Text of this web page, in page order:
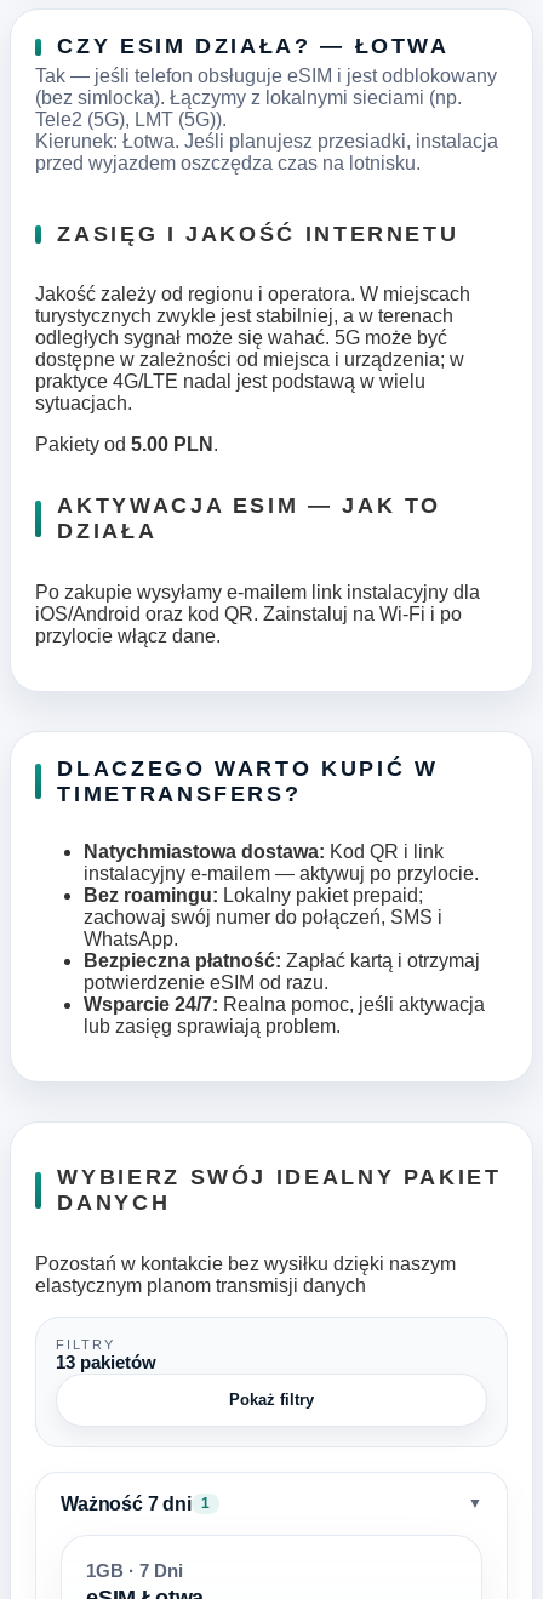
CZY ESIM DZIAŁA? — ŁOTWA
Tak — jeśli telefon obsługuje eSIM i jest odblokowany
(bez simlocka). Łączymy z lokalnymi sieciami (np.
Tele2 (5G), LMT (5G)).
Kierunek: Łotwa. Jeśli planujesz przesiadki, instalacja
przed wyjazdem oszczędza czas na lotnisku.
ZASIĘG I JAKOŚĆ INTERNETU
Jakość zależy od regionu i operatora. W miejscach
turystycznych zwykle jest stabilniej, a w terenach
odległych sygnał może się wahać. 5G może być
dostępne w zależności od miejsca i urządzenia; w
praktyce 4G/LTE nadal jest podstawą w wielu
sytuacjach.
Pakiety od 5.00 PLN .
AKTYWACJA ESIM — JAK TO
DZIAŁA
Po zakupie wysyłamy e‑mailem link instalacyjny dla
iOS/Android oraz kod QR. Zainstaluj na Wi‑Fi i po
przylocie włącz dane.
DLACZEGO WARTO KUPIĆ W
TIMETRANSFERS?
Natychmiastowa dostawa: Kod QR i link
instalacyjny e-mailem — aktywuj po przylocie.
Bez roamingu: Lokalny pakiet prepaid;
zachowaj swój numer do połączeń, SMS i
WhatsApp.
Bezpieczna płatność: Zapłać kartą i otrzymaj
potwierdzenie eSIM od razu.
Wsparcie 24/7: Realna pomoc, jeśli aktywacja
lub zasięg sprawiają problem.
WYBIERZ SWÓJ IDEALNY PAKIET
DANYCH
Pozostań w kontakcie bez wysiłku dzięki naszym
elastycznym planom transmisji danych
FILTRY
13 pakietów
Pokaż filtry
Ważność 7 dni 1 ▼
1GB · 7 Dni